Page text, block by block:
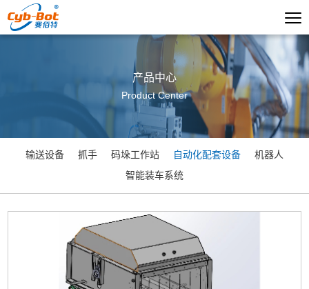
产品中心
Product Center
输送设备 抓手 码垛工作站 自动化配套设备
机器人
智能装车系统